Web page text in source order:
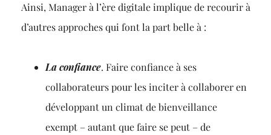
Ainsi, Manager à l’ère digitale implique de recourir à
d’autres approches qui font la part belle à :
La confiance. Faire confiance à ses
collaborateurs pour les inciter à collaborer en
développant un climat de bienveillance
exempt – autant que faire se peut – de